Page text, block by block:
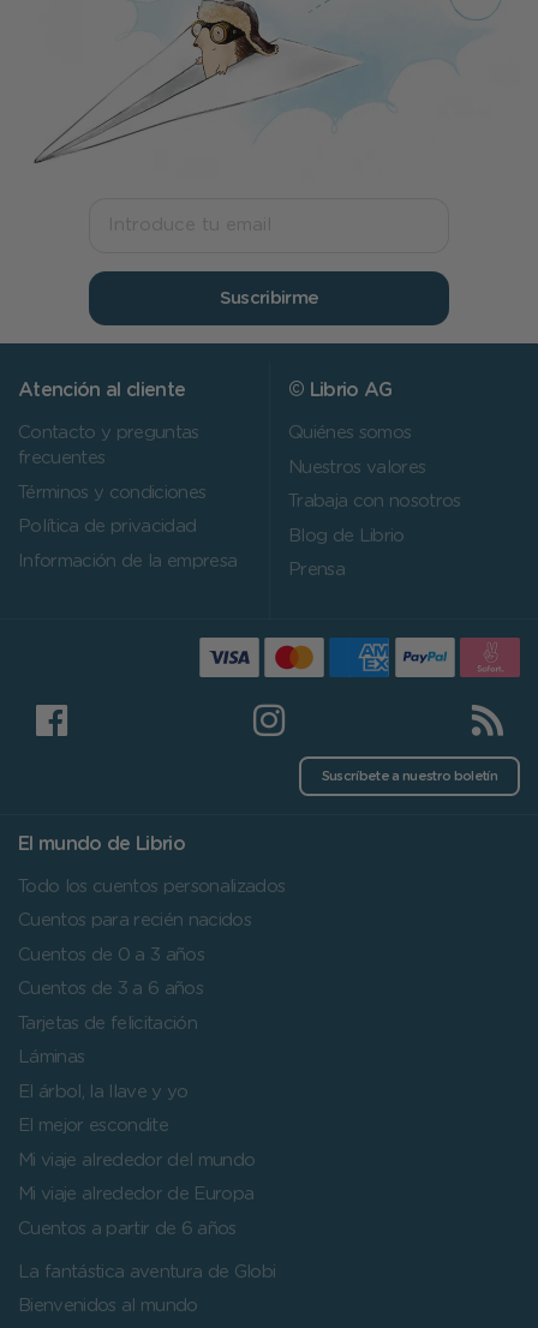
Suscribirme
Atención al cliente
Contacto y preguntas
frecuentes
Términos y condiciones
Política de privacidad
Información de la empresa
© Librio AG
Quiénes somos
Nuestros valores
Trabaja con nosotros
Blog de Librio
Prensa
Suscríbete a nuestro boletín
El mundo de Librio
Todo los cuentos personalizados
Cuentos para recién nacidos
Cuentos de 0 a 3 años
Cuentos de 3 a 6 años
Tarjetas de felicitación
Láminas
El árbol, la llave y yo
El mejor escondite
Mi viaje alrededor del mundo
Mi viaje alrededor de Europa
Cuentos a partir de 6 años
La fantástica aventura de Globi
Bienvenidos al mundo